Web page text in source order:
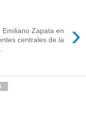
›
Zapata en
centrales de la